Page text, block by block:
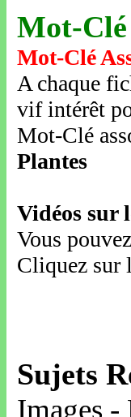
Mot-
Mot-Clé
A chaque
vif intérêt
Mot-Clé
Plantes
Vidéos sur
Vous
Cliquez sur
Sujets
Images